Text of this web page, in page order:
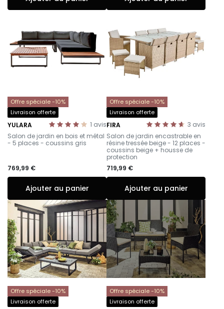
Offre spéciale -10%
Livraison offerte
1 avis
YULARA
-
Salon de jardin en bois et métal
- 5 places - coussins gris
769,99 €
Ajouter au panier
Offre spéciale -10%
Livraison offerte
3 avis
FIRA
–
Salon de jardin encastrable en
résine tressée beige - 12 places -
coussins beige + housse de
protection
719,99 €
Ajouter au panier
Offre spéciale -10%
Livraison offerte
Offre spéciale -10%
Livraison offerte